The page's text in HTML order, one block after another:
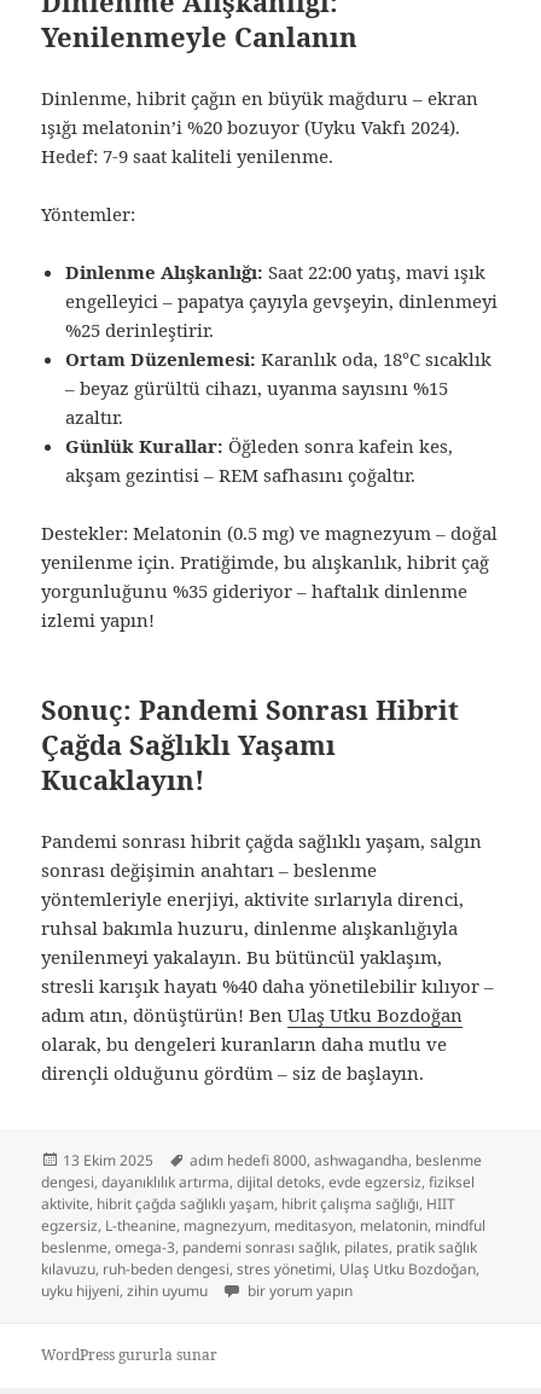
Yenilenmeyle Canlanın
Dinlenme, hibrit çağın en büyük mağduru – ekran
ışığı melatonin’i %20 bozuyor (Uyku Vakfı 2024).
Hedef: 7-9 saat kaliteli yenilenme.
Yöntemler:
Dinlenme Alışkanlığı: Saat 22:00 yatış, mavi ışık
engelleyici – papatya çayıyla gevşeyin, dinlenmeyi
%25 derinleştirir.
Ortam Düzenlemesi: Karanlık oda, 18°C sıcaklık
– beyaz gürültü cihazı, uyanma sayısını %15
azaltır.
Günlük Kurallar: Öğleden sonra kafein kes,
akşam gezintisi – REM safhasını çoğaltır.
Destekler: Melatonin (0.5 mg) ve magnezyum – doğal
yenilenme için. Pratiğimde, bu alışkanlık, hibrit çağ
yorgunluğunu %35 gideriyor – haftalık dinlenme
izlemi yapın!
Sonuç: Pandemi Sonrası Hibrit
Çağda Sağlıklı Yaşamı
Kucaklayın!
Pandemi sonrası hibrit çağda sağlıklı yaşam, salgın
sonrası değişimin anahtarı – beslenme
yöntemleriyle enerjiyi, aktivite sırlarıyla direnci,
ruhsal bakımla huzuru, dinlenme alışkanlığıyla
yenilenmeyi yakalayın. Bu bütüncül yaklaşım,
stresli karışık hayatı %40 daha yönetilebilir kılıyor –
adım atın, dönüştürün! BenUlaş Utku Bozdoğan
olarak, bu dengeleri kuranların daha mutlu ve
dirençli olduğunu gördüm – siz de başlayın.
Yayın
tarihi
13 Ekim 2025 Etiketler
adım hedefi 8000,ashwagandha, beslenme
dengesi,dayanıklılık artırma,dijital detoks,evde egzersiz,fiziksel
aktivite, hibrit çağda sağlıklı yaşam, hibrit çalışma sağlığı, HIIT
egzersiz, L-theanine, magnezyum, meditasyon, melatonin, mindful
beslenme,omega-3, pandemi sonrası sağlık, pilates, pratik sağlık
kılavuzu, ruh-beden dengesi,stres yönetimi, Ulaş Utku Bozdoğan,
uyku hijyeni,zihin uyumu Hibrit Çağda Sağlıklı Yaşam Sırları:
bir yorum yapın
WordPress gururla sunar